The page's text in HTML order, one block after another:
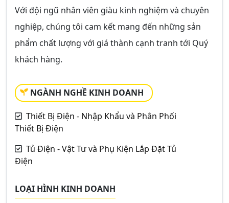
Với đội ngũ nhân viên giàu kinh nghiệm và chuyên
nghiệp, chúng tôi cam kết mang đến những sản
phẩm chất lượng với giá thành cạnh tranh tới Quý
khách hàng.
NGÀNH NGHỀ KINH DOANH
Thiết Bị Điện - Nhập Khẩu và Phân Phối
Thiết Bị Điện
Tủ Điện - Vật Tư và Phụ Kiện Lắp Đặt Tủ
Điện
LOẠI HÌNH KINH DOANH